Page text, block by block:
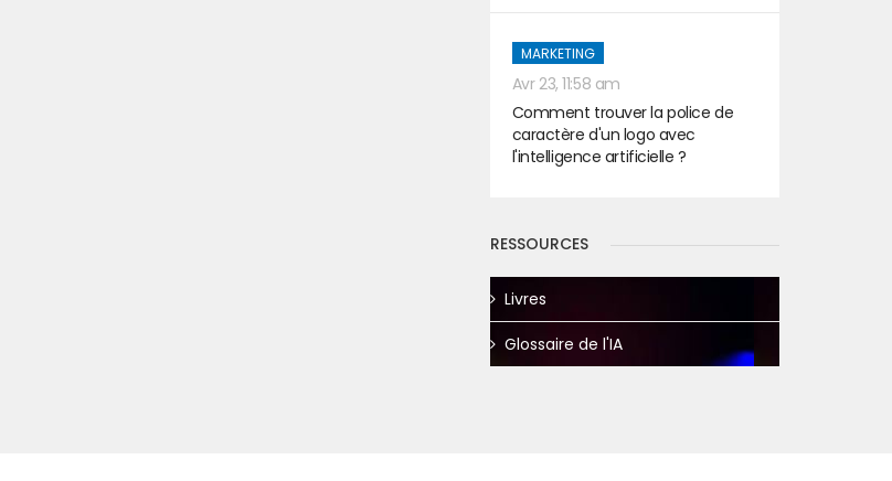
MARKETING
Avr 23, 11:58 am
Comment trouver la police de
caractère d'un logo avec
l'intelligence artificielle ?
RESSOURCES
Livres
Glossaire de l'IA